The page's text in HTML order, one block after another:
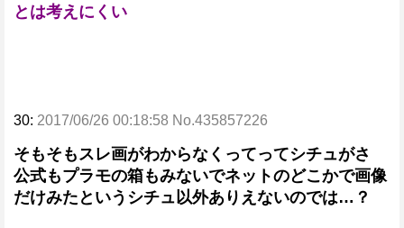
とは考えにくい
30: 2017/06/26 00:18:58 No.435857226
そもそもスレ画がわからなくってってシチュがさ
公式もプラモの箱もみないでネットのどこかで画像
だけみたというシチュ以外ありえないのでは…？